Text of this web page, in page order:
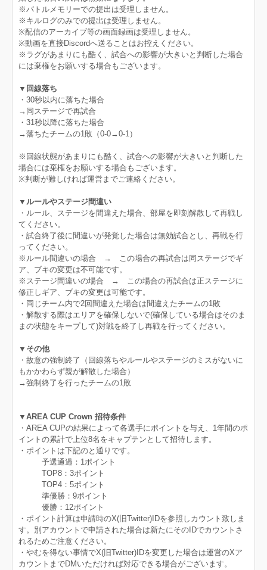
※バトルメモリーでの提出は受理しません。
※キルログのみでの提出は受理しません。
※配信のアーカイブ等の画面録画は受理しません。
※動画を直接Discordへ送ることはお控えください。
※ラグがあまりにも酷く、試合への影響が大きいと判断した場合
には棄権をお願いする場合もございます。
▼回線落ち
・30秒以内に落ちた場合
→同ステージで再試合
・31秒以降に落ちた場合
→落ちたチームの1敗（0-0→0-1）
※回線状態があまりにも酷く、試合への影響が大きいと判断した
場合には棄権をお願いする場合もございます。
※判断が難しければ運営までご連絡ください。
▼ルールやステージ間違い
・ルール、ステージを間違えた場合、部屋を即刻解散して再戦し
てください。
・試合終了後に間違いが発覚した場合は無効試合とし、再戦を行
ってください。
※ルール間違いの場合 → この場合の再試合は同ステージでギ
ア、ブキの変更は不可能です。
※ステージ間違いの場合 → この場合の再試合は正ステージに
修正しギア、ブキの変更は可能です。
・同じチーム内で2回間違えた場合は間違えたチームの1敗
・解散する際はエリアを確保しないで(確保している場合はそのま
まの状態をキープして)対戦を終了し再戦を行ってください。
▼その他
・故意の強制終了（回線落ちやルールやステージのミスがないに
もかかわらず親が解散した場合）
→強制終了を行ったチームの1敗
▼AREA CUP Crown 招待条件
・AREA CUPの結果によって各選手にポイントを与え、1年間のポ
イントの累計で上位8名をキャプテンとして招待します。
・ポイントは下記のと通りです。
予選通過：1ポイント
TOP8：3ポイント
TOP4：5ポイント
準優勝：9ポイント
優勝：12ポイント
・ポイント計算は申請時のX(旧Twitter)IDを参照しカウント致しま
す。別アカウントで申請された場合は新たにそのIDでカウントさ
れるためご注意ください。
・やむを得ない事情でX(旧Twitter)IDを変更した場合は運営のXア
カウントまでDMいただければ対応できる場合がございます。